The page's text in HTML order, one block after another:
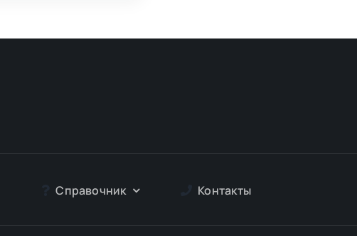
Справочник Контакты